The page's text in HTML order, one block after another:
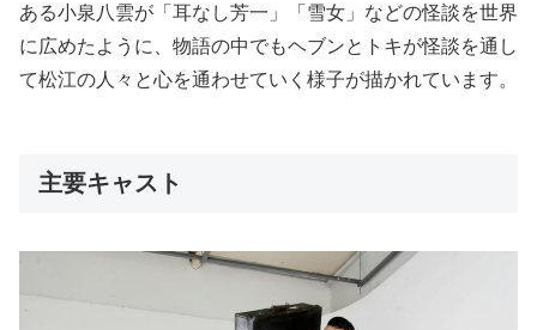
ある小泉八雲が「耳なし芳一」「雪女」などの怪談を世界
に広めたように、物語の中でもヘブンとトキが怪談を通し
て松江の人々と心を通わせていく様子が描かれています。
主要キャスト